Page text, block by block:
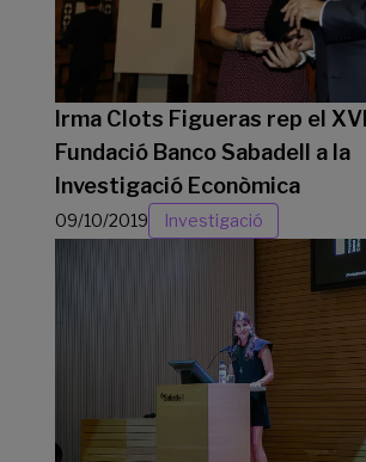
Irma Clots Figueras rep el
Fundació Banco Sabadell a la
Investigació Econòmica
09/10/2019 Investigació